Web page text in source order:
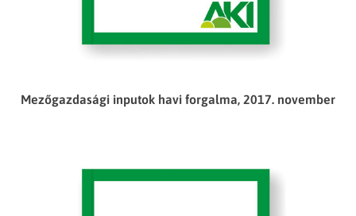
Mezőgazdasági inputok havi forgalma, 2017. november